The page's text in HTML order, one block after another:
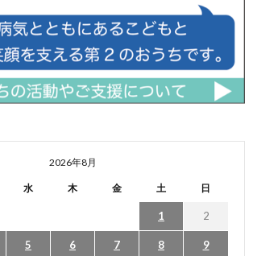
2026年8月
水 木 金 土 日
1 2
5 6 7 8 9